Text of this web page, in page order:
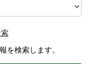
を検索します。